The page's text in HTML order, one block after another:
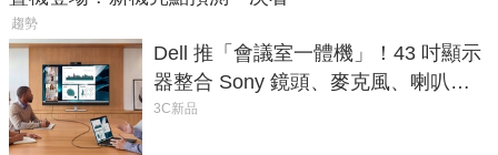
趨勢
Dell 推「會議室一體機」！43 吋顯示
器整合 Sony 鏡頭、麥克風、喇叭，
一條 USB-C 就能開會
3C新品